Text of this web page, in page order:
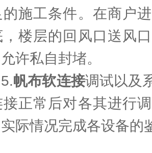
的施工条件。在商户
楼层的回风口送风
许私自封堵。
帆布软连接调试以及
接正常后对各其进行
际情况完成各设备的